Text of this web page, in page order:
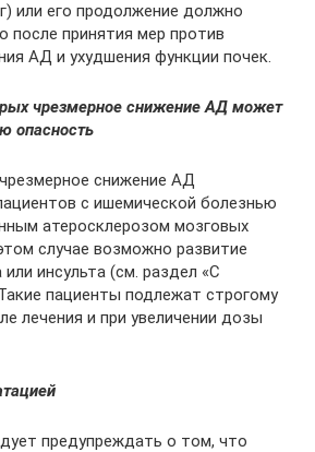
или его продолжение должно
после принятия мер против
АД и ухудшения функции почек.
чрезмерное снижение АД может
опасность
снижение АД
с ишемической болезнью
атеросклерозом мозговых
случае возможно развитие
инсульта (см. раздел «С
пациенты подлежат строгому
лечения и при увеличении дозы
предупреждать о том, что